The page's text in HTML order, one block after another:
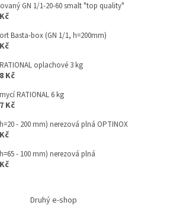
GN 1/1-20-60 smalt "top quality"
Basta-box (GN 1/1, h=200mm)
oplachové 3 kg
Kč
RATIONAL 6 kg
Kč
- 200 mm) nerezová plná OPTINOX
- 100 mm) nerezová plná
Druhý e-shop